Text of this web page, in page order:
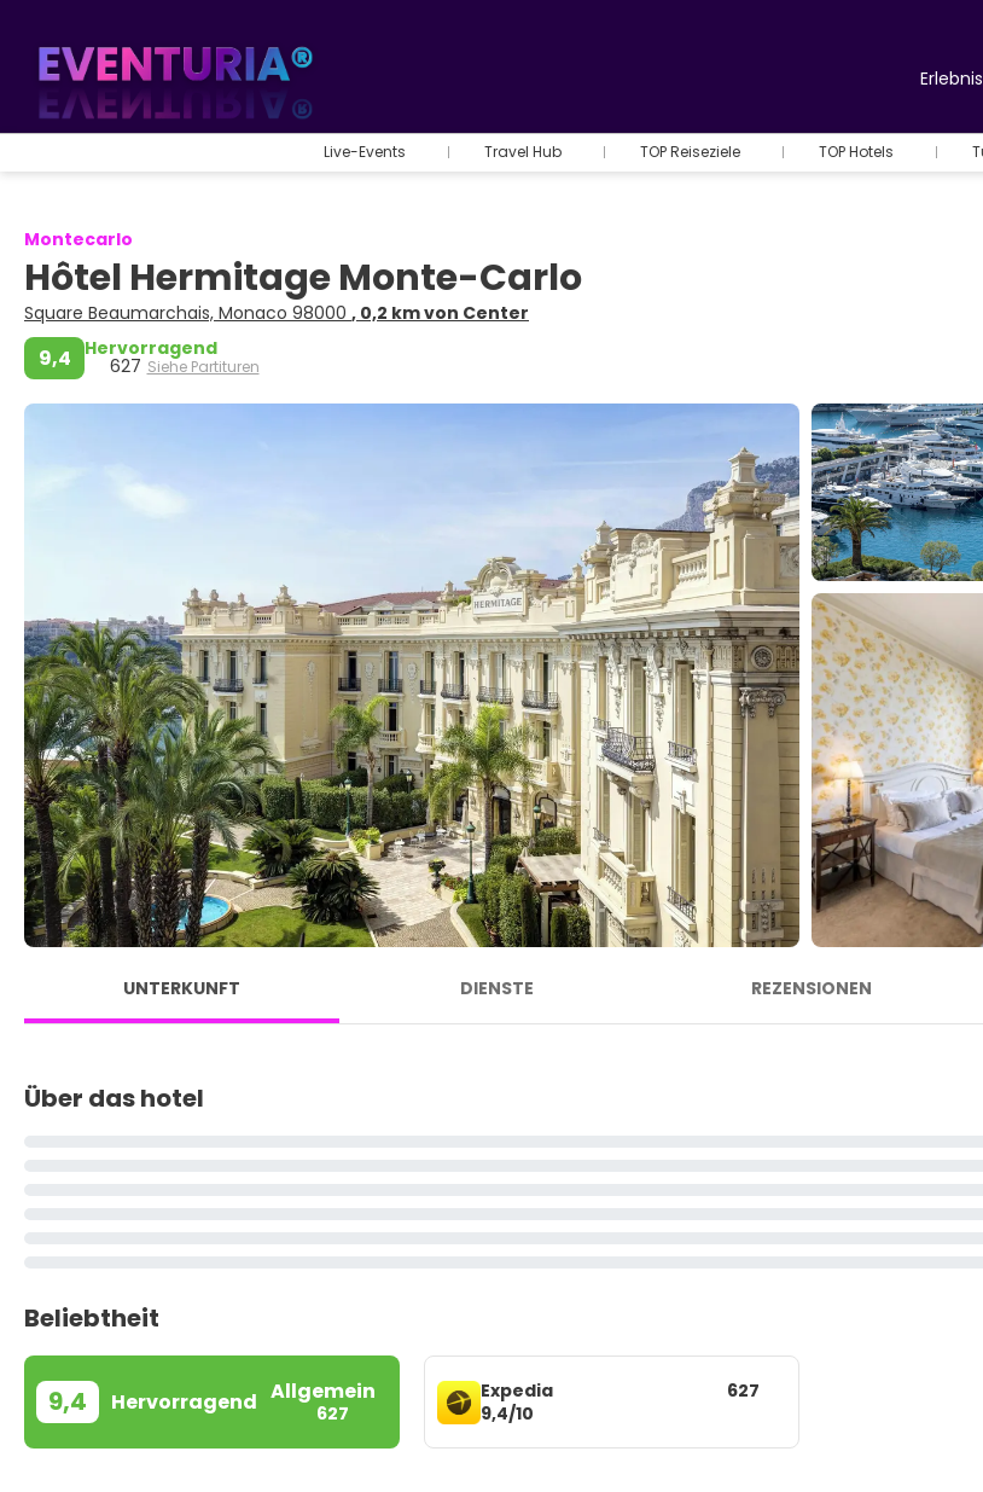
Live-Events Travel Hub TOP Reiseziele TOP Hotels
Montecarlo
Hôtel Hermitage Monte-Carlo
Square Beaumarchais, Monaco 98000 , 0,2 km von Center
9,4 Hervorragend
627 Siehe Partituren
UNTERKUNFT DIENSTE REZENSIONEN
Über das hotel
Beliebtheit
9,4 Hervorragend Allgemein
627
Expedia
9,4/10
627